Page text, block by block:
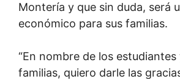
Montería y que sin duda, será
económico para sus familias.
“En nombre de los estudiantes
familias, quiero darle las